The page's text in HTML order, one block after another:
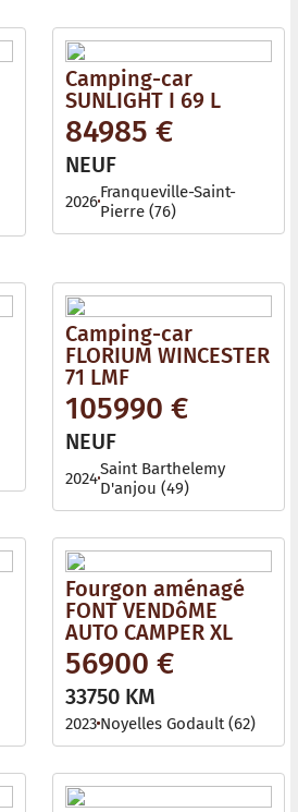
Camping-car
SUNLIGHT I 69 L
84985 €
NEUF
2026Franqueville-Saint-
Pierre (76)
Camping-car
FLORIUM WINCESTER
71 LMF
105990 €
NEUF
2024Saint Barthelemy
D'anjou (49)
Fourgon aménagé
FONT VENDôME
AUTO CAMPER XL
56900 €
33750 KM
2023 Noyelles Godault (62)